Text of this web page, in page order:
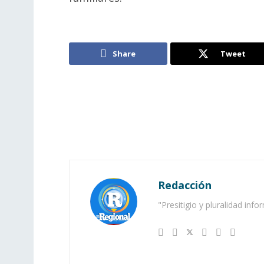
Share Tweet
Redacción
"Presitigio y pluralidad